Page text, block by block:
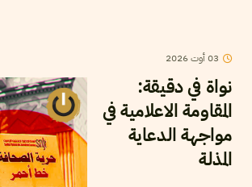
03أوت2026
نواة في دقيقة:
المقاومة الاعلامية في
مواجهة الدعاية
المذلة